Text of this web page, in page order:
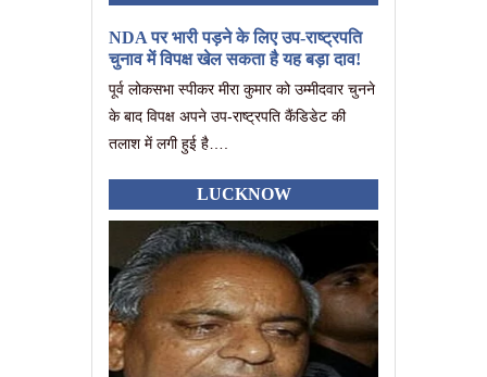
NDA पर भारी पड़ने के लिए उप-राष्ट्रपति
चुनाव में विपक्ष खेल सकता है यह बड़ा दाव!
पूर्व लोकसभा स्पीकर मीरा कुमार को उम्मीदवार चुनने
के बाद विपक्ष अपने उप-राष्ट्रपति कैंडिडेट की
तलाश में लगी हुई है….
LUCKNOW